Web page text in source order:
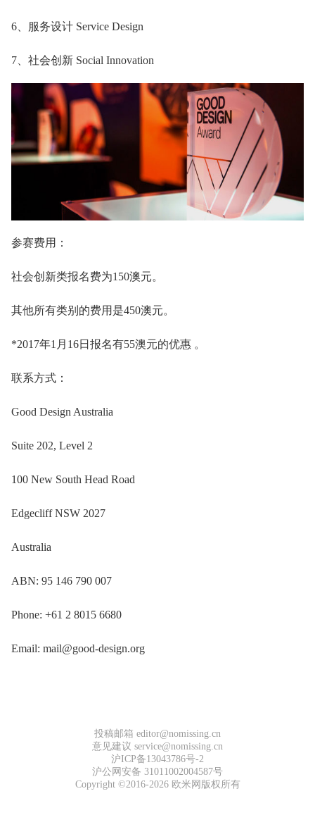
6、服务设计 Service Design
7、社会创新 Social Innovation
参赛费用：
社会创新类报名费为150澳元。
其他所有类别的费用是450澳元。
*2017年1月16日报名有55澳元的优惠 。
联系方式：
Good Design Australia
Suite 202, Level 2
100 New South Head Road
Edgecliff NSW 2027
Australia
ABN: 95 146 790 007
Phone: +61 2 8015 6680
Email: mail@good-design.org
投稿邮箱 editor@nomissing.cn
意见建议 service@nomissing.cn
沪ICP备13043786号-2
沪公网安备 31011002004587号
Copyright ©2016-2026 欧米网版权所有